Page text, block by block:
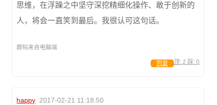
思维，在浮躁之中坚守深挖精细化操作、敢于创新的
人，将会一直笑到最后。我很认可这句话。
跟帖来自电脑端
顶: 2 踩: 0
回复
happy 2017-02-21 11:18:50